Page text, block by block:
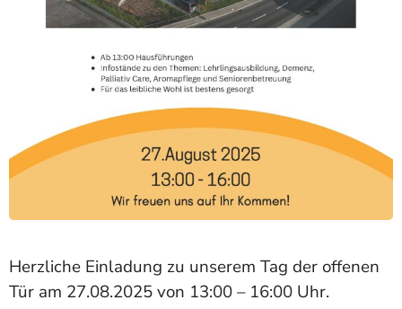
Herzliche Einladung zu unserem Tag der offenen
Tür am 27.08.2025 von 13:00 – 16:00 Uhr.